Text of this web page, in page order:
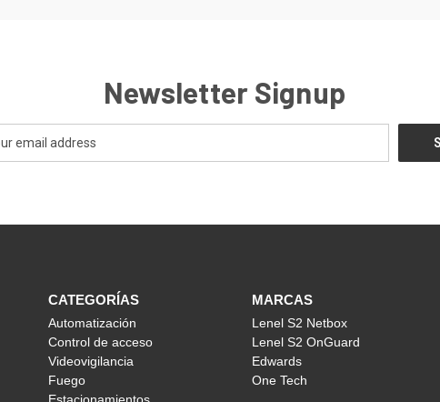
Newsletter Signup
CATEGORÍAS
Automatización
Control de acceso
Videovigilancia
Fuego
MARCAS
Lenel S2 Netbox
Lenel S2 OnGuard
Edwards
One Tech